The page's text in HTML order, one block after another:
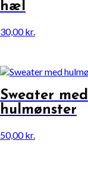
hæl
30,00kr.
Sweater med
hulmønster
50,00kr.